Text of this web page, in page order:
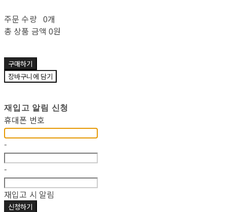
주문 수량 0개
총 상품 금액 0원
구매하기
장바구니에 담기
재입고 알림 신청
휴대폰 번호
-
-
재입고 시 알림
신청하기